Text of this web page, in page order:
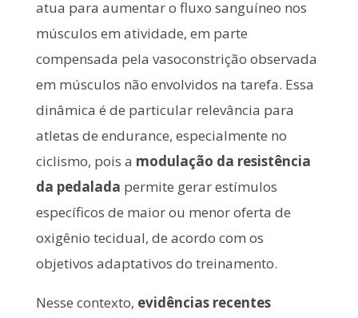
atua para aumentar o fluxo sanguíneo nos
músculos em atividade, em parte
compensada pela vasoconstrição observada
em músculos não envolvidos na tarefa. Essa
dinâmica é de particular relevância para
atletas de endurance, especialmente no
ciclismo, pois a modulação da resistência
da pedalada permite gerar estímulos
específicos de maior ou menor oferta de
oxigênio tecidual, de acordo com os
objetivos adaptativos do treinamento.
Nesse contexto, evidências recentes